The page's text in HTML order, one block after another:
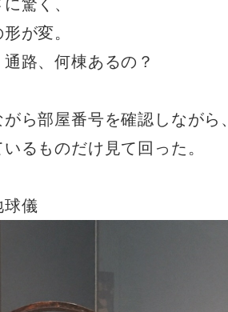
驚く、
が変。
路、何棟あるの？
ら部屋番号を確認しながら
るものだけ見て回った。
球儀